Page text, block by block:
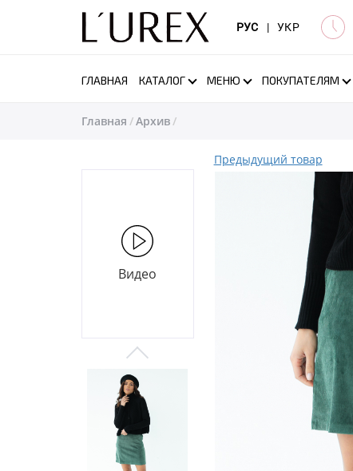
РУС | УКР
ГЛАВНАЯ КАТАЛОГ МЕНЮ ПОКУПАТЕЛЯМ
Главная Архив
Видео
Предыдущий товар